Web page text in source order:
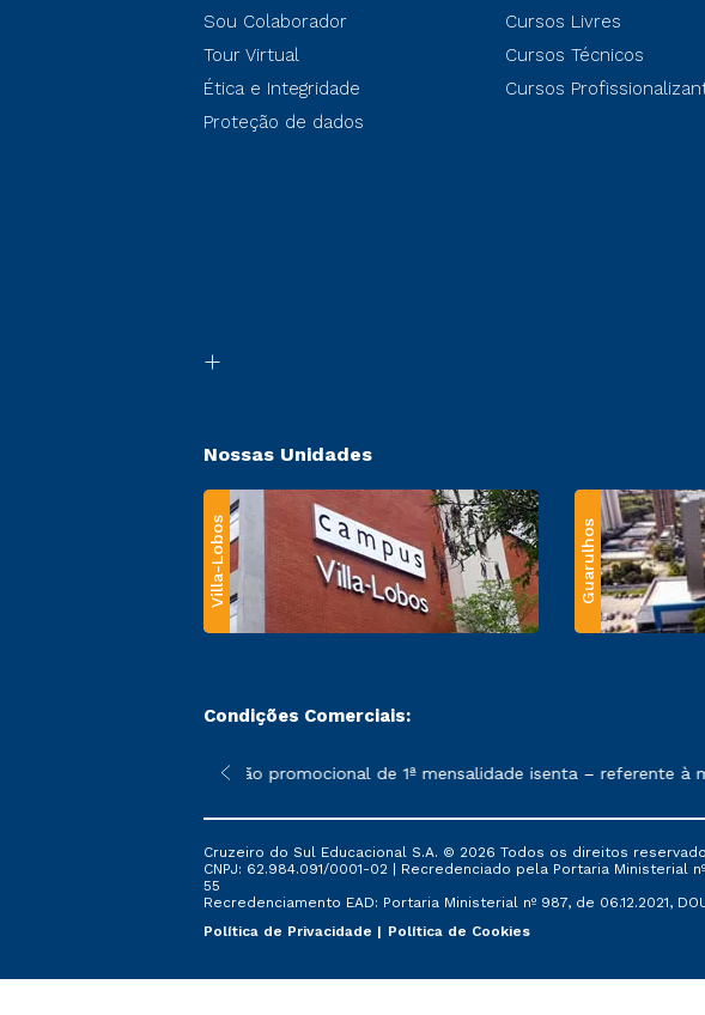
Sou Colaborador
Tour Virtual
Ética e Integridade
Proteção de dados
Cursos Livres
Cursos Técnicos
Cursos
Nossas Unidades
Villa-Lobos Guarulhos
Condições Comerciais:
sofrer alterações nos períodos de rematrícula conforme exposto no
*A condição promocional de 1ª mensalidade isenta – referente à
Cruzeiro do Sul Educacional S.A. © 2026 Todos os direitos
CNPJ: 62.984.091/0001-02 | Recredenciado pela Portaria Ministerial
55
Recredenciamento EAD: Portaria Ministerial nº 987, de 06.12.2021,
Política de Privacidade
Política de Cookies